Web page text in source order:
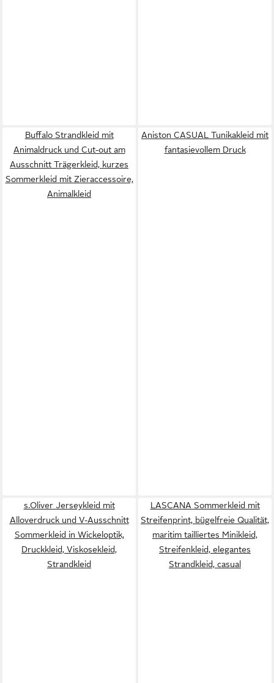
Buffalo Strandkleid mit
Animaldruck und Cut-out am
Ausschnitt Trägerkleid, kurzes
Sommerkleid mit Zieraccessoire,
Animalkleid
Aniston CASUAL Tunikakleid mit
fantasievollem Druck
s.Oliver Jerseykleid mit
Alloverdruck und V-Ausschnitt
Sommerkleid in Wickeloptik,
Druckkleid, Viskosekleid,
Strandkleid
LASCANA Sommerkleid mit
Streifenprint, bügelfreie Qualität,
maritim tailliertes Minikleid,
Streifenkleid, elegantes
Strandkleid, casual